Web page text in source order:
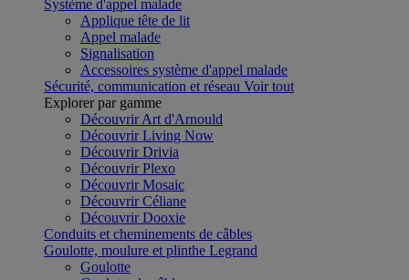
Système d'appel malade
Applique tête de lit
Appel malade
Signalisation
Accessoires système d'appel malade
Sécurité, communication et réseau Voir tout
Explorer par gamme
Découvrir Art d'Arnould
Découvrir Living Now
Découvrir Drivia
Découvrir Plexo
Découvrir Mosaic
Découvrir Céliane
Découvrir Dooxie
Conduits et cheminements de câbles
Goulotte, moulure et plinthe Legrand
Goulotte